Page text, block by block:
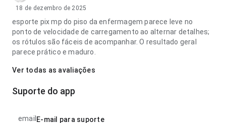
18 de dezembro de 2025
esporte pix mp do piso da enfermagem parece leve no
ponto de velocidade de carregamento ao alternar detalhes;
os rótulos são fáceis de acompanhar. O resultado geral
parece prático e maduro.
Ver todas as avaliações
Suporte do app
email E-mail para suporte